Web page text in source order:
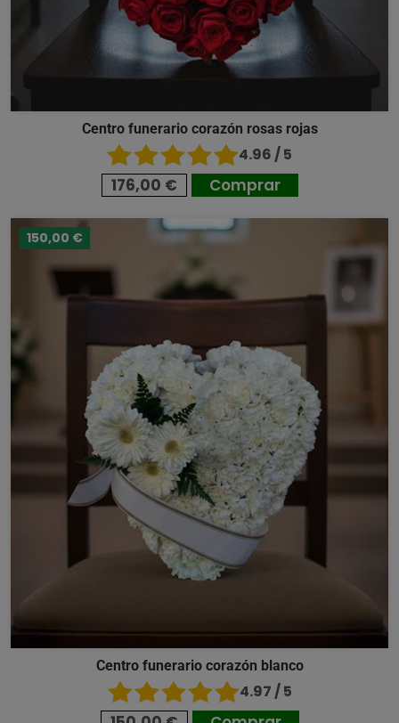
Centro funerario corazón rosas rojas
4.96 / 5
176,00 € Comprar
150,00 €
Centro funerario corazón blanco
4.97 / 5